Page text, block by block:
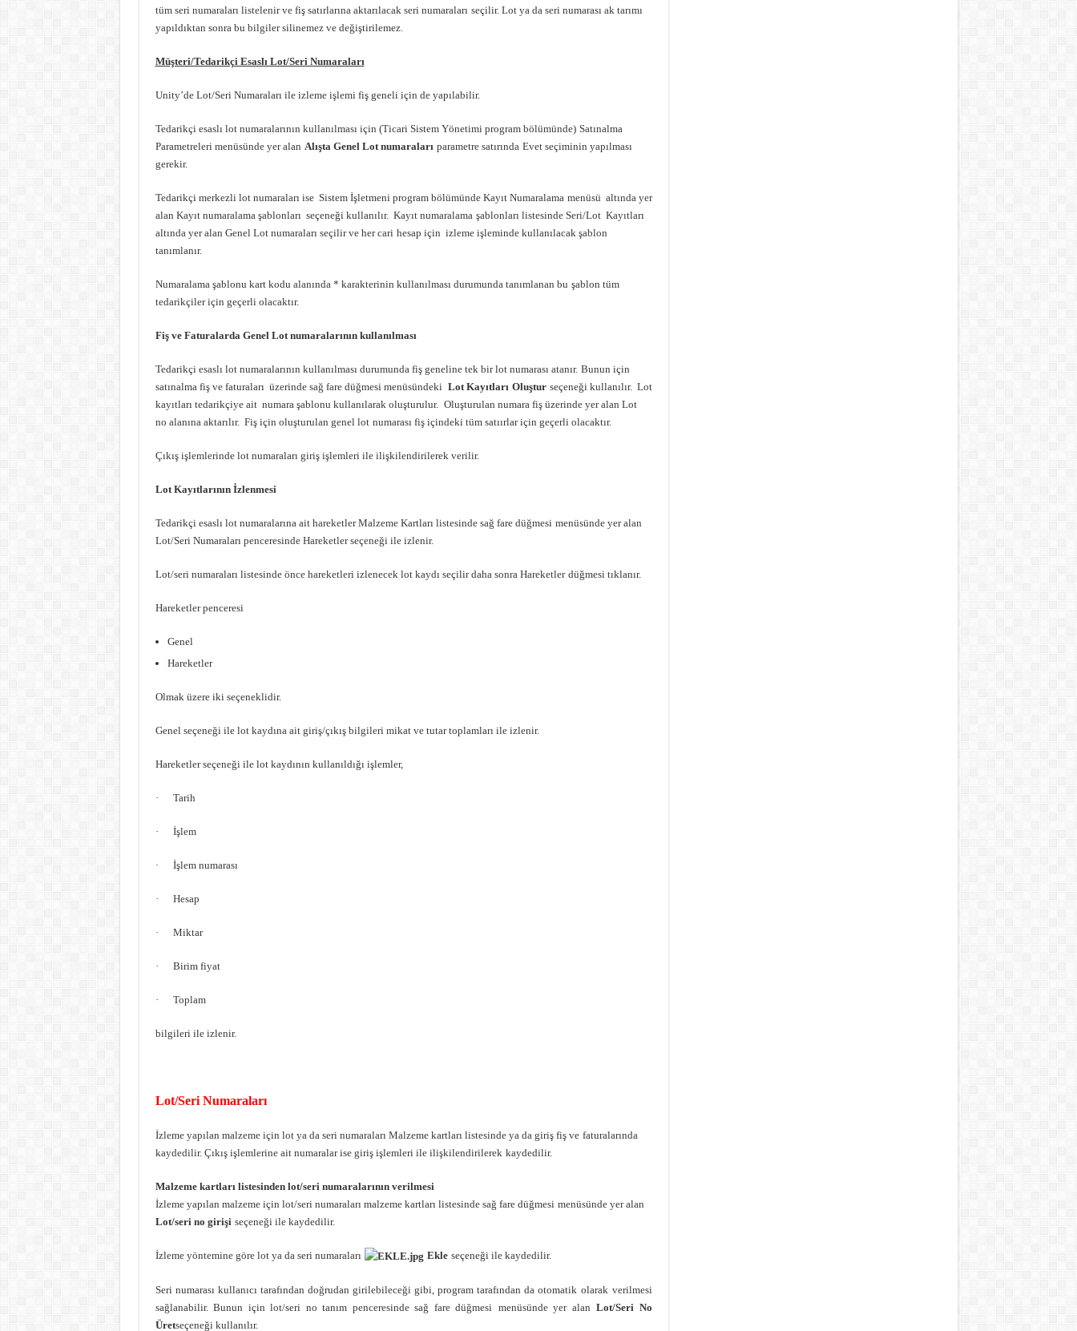
tüm seri numaraları listelenir ve fiş satırlarına aktarılacak seri numaraları seçilir. Lot ya da seri numarası ak tarımı
yapıldıktan sonra bu bilgiler silinemez ve değiştirilemez.
Müşteri/Tedarikçi Esaslı Lot/Seri Numaraları
Unity’de Lot/Seri Numaraları ile izleme işlemi fiş geneli için de yapılabilir.
Tedarikçi esaslı lot numaralarının kullanılması için (Ticari Sistem Yönetimi program bölümünde) Satınalma
Parametreleri menüsünde yer alan Alışta Genel Lot numaraları parametre satırında Evet seçiminin yapılması
gerekir.
Tedarikçi merkezli lot numaraları ise Sistem İşletmeni program bölümünde Kayıt Numaralama menüsü altında yer
alan Kayıt numaralama şablonları seçeneği kullanılır. Kayıt numaralama şablonları listesinde Seri/Lot Kayıtları
altında yer alan Genel Lot numaraları seçilir ve her cari hesap için izleme işleminde kullanılacak şablon
tanımlanır.
Numaralama şablonu kart kodu alanında * karakterinin kullanılması durumunda tanımlanan bu şablon tüm
tedarikçiler için geçerli olacaktır.
Fiş ve Faturalarda Genel Lot numaralarının kullanılması
Tedarikçi esaslı lot numaralarının kullanılması durumunda fiş geneline tek bir lot numarası atanır. Bunun için
satınalma fiş ve faturaları üzerinde sağ fare düğmesi menüsündeki Lot Kayıtları Oluştur seçeneği kullanılır. Lot
kayıtları tedarikçiye ait numara şablonu kullanılarak oluşturulur. Oluşturulan numara fiş üzerinde yer alan Lot
no alanına aktarılır. Fiş için oluşturulan genel lot numarası fiş içindeki tüm satıırlar için geçerli olacaktır.
Çıkış işlemlerinde lot numaraları giriş işlemleri ile ilişkilendirilerek verilir.
Lot Kayıtlarının İzlenmesi
Tedarikçi esaslı lot numaralarına ait hareketler Malzeme Kartları listesinde sağ fare düğmesi menüsünde yer alan
Lot/Seri Numaraları penceresinde Hareketler seçeneği ile izlenir.
Lot/seri numaraları listesinde önce hareketleri izlenecek lot kaydı seçilir daha sonra Hareketler düğmesi tıklanır.
Hareketler penceresi
Genel
Hareketler
Olmak üzere iki seçeneklidir.
Genel seçeneği ile lot kaydına ait giriş/çıkış bilgileri mikat ve tutar toplamları ile izlenir.
Hareketler seçeneği ile lot kaydının kullanıldığı işlemler,
· Tarih
· İşlem
· İşlem numarası
· Hesap
· Miktar
· Birim fiyat
· Toplam
bilgileri ile izlenir.
Lot/Seri Numaraları
İzleme yapılan malzeme için lot ya da seri numaraları Malzeme kartları listesinde ya da giriş fiş ve faturalarında
kaydedilir. Çıkış işlemlerine ait numaralar ise giriş işlemleri ile ilişkilendirilerek kaydedilir.
Malzeme kartları listesinden lot/seri numaralarının verilmesi
İzleme yapılan malzeme için lot/seri numaraları malzeme kartları listesinde sağ fare düğmesi menüsünde yer alan
Lot/seri no girişi seçeneği ile kaydedilir.
İzleme yöntemine göre lot ya da seri numaraları Ekle seçeneği ile kaydedilir.
Seri numarası kullanıcı tarafından doğrudan girilebileceği gibi, program tarafından da otomatik olarak verilmesi
sağlanabilir. Bunun için lot/seri no tanım penceresinde sağ fare düğmesi menüsünde yer alan Lot/Seri No
Üretseçeneği kullanılır.